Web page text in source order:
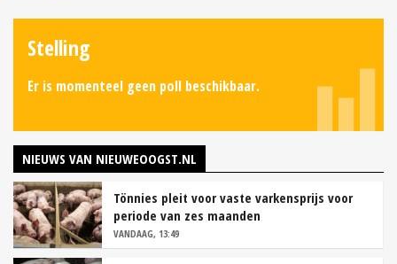
Stelling
Er is momenteel geen poll beschikbaar.
NIEUWS VAN NIEUWEOOGST.NL
Tönnies pleit voor vaste varkensprijs voor
periode van zes maanden
VANDAAG, 13:49